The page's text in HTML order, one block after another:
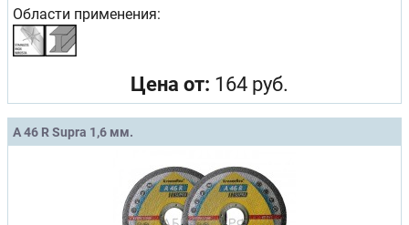
Области применения:
Цена от: 164 руб.
A 46 R Supra 1,6 мм.